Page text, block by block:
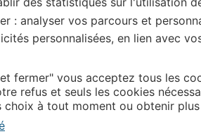
: analyser vos parcours et
personnalisées, en lien avec
fermer" vous acceptez tous les
refus et seuls les cookies
choix à tout moment ou obtenir
Leaflet
de cette activité?
Aude Tourisme